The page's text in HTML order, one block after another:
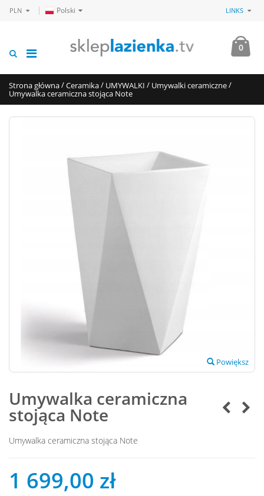
PLN Polski LINKS
0
Strona główna/Ceramika/ UMYWALKI / Umywalki ceramiczne/
Umywalka ceramiczna stojąca Note
Powiększ
Umywalka ceramiczna
stojąca Note
Umywalka ceramiczna stojąca Note
1 699,00 zł